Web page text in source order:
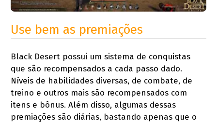
Use bem as premiações
Black Desert possui um sistema de conquistas
que são recompensados a cada passo dado.
Níveis de habilidades diversas, de combate, de
treino e outros mais são recompensados com
itens e bônus. Além disso, algumas dessas
premiações são diárias, bastando apenas que o